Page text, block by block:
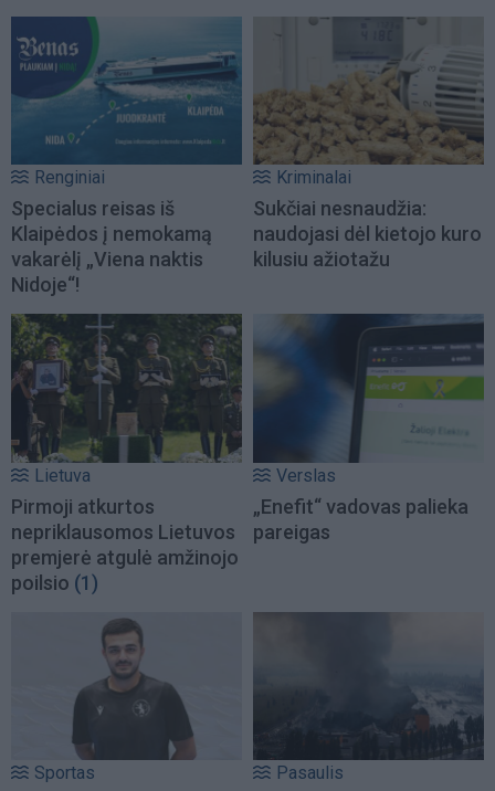
Renginiai
Specialus reisas iš
Klaipėdos į nemokamą
vakarėlį „Viena naktis
Nidoje“!
Kriminalai
Sukčiai nesnaudžia:
naudojasi dėl kietojo kuro
kilusiu ažiotažu
Lietuva
Pirmoji atkurtos
nepriklausomos Lietuvos
premjerė atgulė amžinojo
poilsio (1)
Verslas
„Enefit“ vadovas palieka
pareigas
Sportas Pasaulis